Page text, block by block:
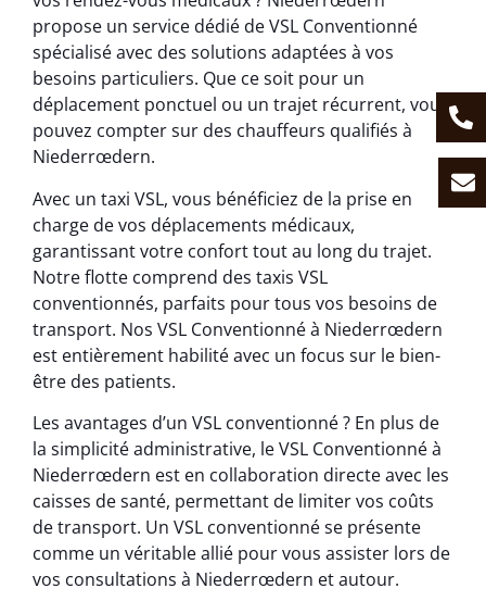
propose un service dédié de VSL Conventionné
spécialisé avec des solutions adaptées à vos
besoins particuliers. Que ce soit pour un
déplacement ponctuel ou un trajet récurrent, vous
pouvez compter sur des chauffeurs qualifiés à
Niederrœdern.
Avec un taxi VSL, vous bénéficiez de la prise en
charge de vos déplacements médicaux,
garantissant votre confort tout au long du trajet.
Notre flotte comprend des taxis VSL
conventionnés, parfaits pour tous vos besoins de
transport. Nos VSL Conventionné à Niederrœdern
est entièrement habilité avec un focus sur le bien-
être des patients.
Les avantages d’un VSL conventionné ? En plus de
la simplicité administrative, le VSL Conventionné à
Niederrœdern est en collaboration directe avec les
caisses de santé, permettant de limiter vos coûts
de transport. Un VSL conventionné se présente
comme un véritable allié pour vous assister lors de
vos consultations à Niederrœdern et autour.